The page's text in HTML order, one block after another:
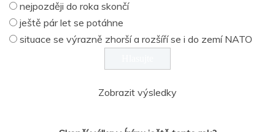
nejpozději do roka skončí
ještě pár let se potáhne
situace se výrazně zhorší a rozšíří se i do zemí NATO
Zobrazit výsledky